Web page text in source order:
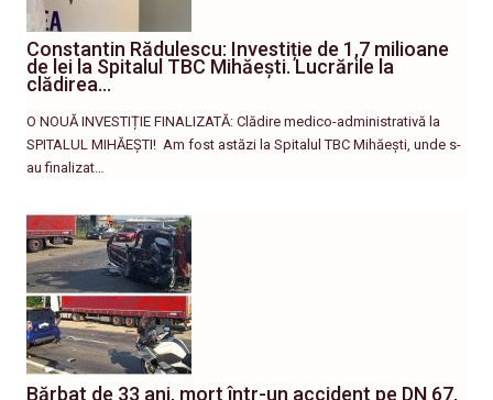
Constantin Rădulescu: Investiție de 1,7 milioane
de lei la Spitalul TBC Mihăești. Lucrările la
clădirea…
O NOUĂ INVESTIȚIE FINALIZATĂ: Clădire medico-administrativă la
SPITALUL MIHĂEȘTI! ​ Am fost astăzi la Spitalul TBC Mihăești, unde s-
au finalizat…
Bărbat de 33 ani, mort într-un accident pe DN 67,